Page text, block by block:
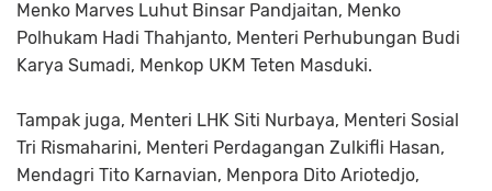
Menko Marves Luhut Binsar Pandjaitan, Menko
Polhukam Hadi Thahjanto, Menteri Perhubungan Budi
Karya Sumadi, Menkop UKM Teten Masduki.
Tampak juga, Menteri LHK Siti Nurbaya, Menteri Sosial
Tri Rismaharini, Menteri Perdagangan Zulkifli Hasan,
Mendagri Tito Karnavian, Menpora Dito Ariotedjo,